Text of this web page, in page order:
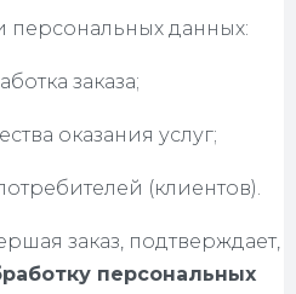
персональных данных:
заказа;
оказания услуг;
(клиентов).
заказ, подтверждает,
персональных